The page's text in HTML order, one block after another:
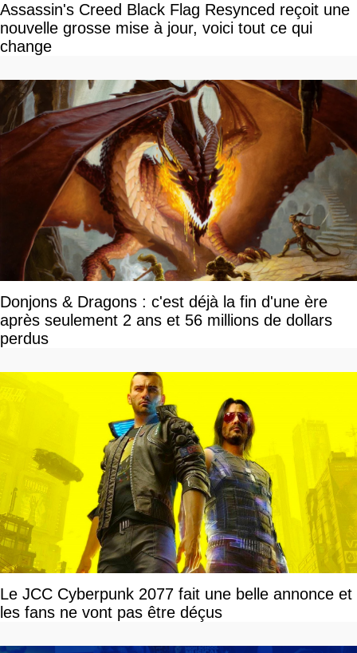
Assassin's Creed Black Flag Resynced reçoit une
nouvelle grosse mise à jour, voici tout ce qui
change
Donjons & Dragons : c'est déjà la fin d'une ère
après seulement 2 ans et 56 millions de dollars
perdus
Le JCC Cyberpunk 2077 fait une belle annonce et
les fans ne vont pas être déçus